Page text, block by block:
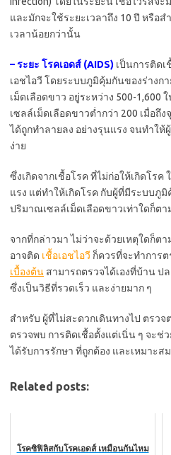
และมักจะใช้ระยะเวลาถึง 10 ปี หรือ
เวลาน้อยกว่านั้น
– ระยะ โรคเอดส์ (AIDS) เป็นการติด
เอชไอวี โดยระบบภูมิคุ้มกันของร่าง
เม็ดเลือดขาว อยู่ระหว่าง 500-
เซลล์เม็ดเลือดขาวต่ำกว่า 200 เมื่อถึ
ได้ถูกทำลายลง อย่างรุนแรง จนทำให้
ง่าย
ซึ่งเกิดจากเชื้อโรค ที่ไม่ก่อให้เกิดโร
แรง แต่ทำให้เกิดโรค กับผู้ที่มีระบบภู
ปริมาณเซลล์เม็ดเลือดขาวเท่าใดก็ตา
จากที่กล่าวมา ไม่ว่าจะด้วยเหตุใดก็
อาจติด เชื้อเอชไอวี ก็ควรที่จะทำการต
เบื้องต้น สามารถตรวจได้เองที่บ้าน
ซึ่งเป็นวิธีที่รวดเร็ว และง่ายมาก ๆ
สำหรับ ผู้ที่ไม่สะดวกเดินทางไป ตรว
ตรวจพบ การติดเชื้อตั้งแต่เนิ่น ๆ จะ
ได้รับการรักษา ที่ถูกต้อง และเหมาะสม
Related posts:
โรคซิฟิลิสกับโรคเอดส์ เหมือนกันไหม